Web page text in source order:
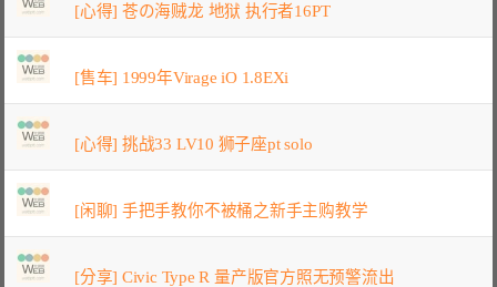
[心得] 苍の海贼龙 地狱 执行者16PT
[售车] 1999年Virage iO 1.8EXi
[心得] 挑战33 LV10 狮子座pt solo
[闲聊] 手把手教你不被桶之新手主购教学
[分享] Civic Type R 量产版官方照无预警流出